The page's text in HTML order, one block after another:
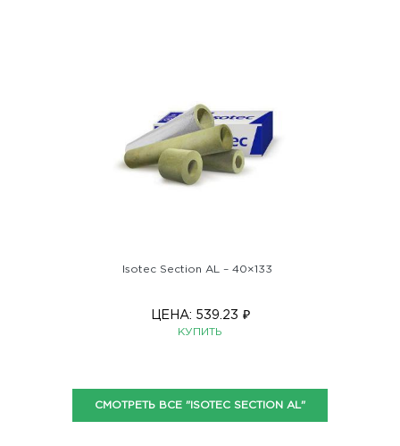
Isotec Section AL – 40×133
ЦЕНА: 539.23 ₽
КУПИТЬ
СМОТРЕТЬ ВСЕ "ISOTEC SECTION AL"